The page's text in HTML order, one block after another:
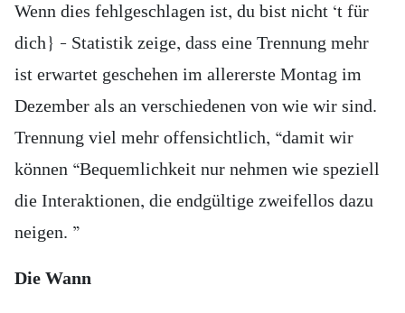
Wenn dies fehlgeschlagen ist, du bist nicht ‘t für
dich} – Statistik zeige, dass eine Trennung mehr
ist erwartet geschehen im allererste Montag im
Dezember als an verschiedenen von wie wir sind.
Trennung viel mehr offensichtlich, “damit wir
können “Bequemlichkeit nur nehmen wie speziell
die Interaktionen, die endgültige zweifellos dazu
neigen. ”
Die Wann